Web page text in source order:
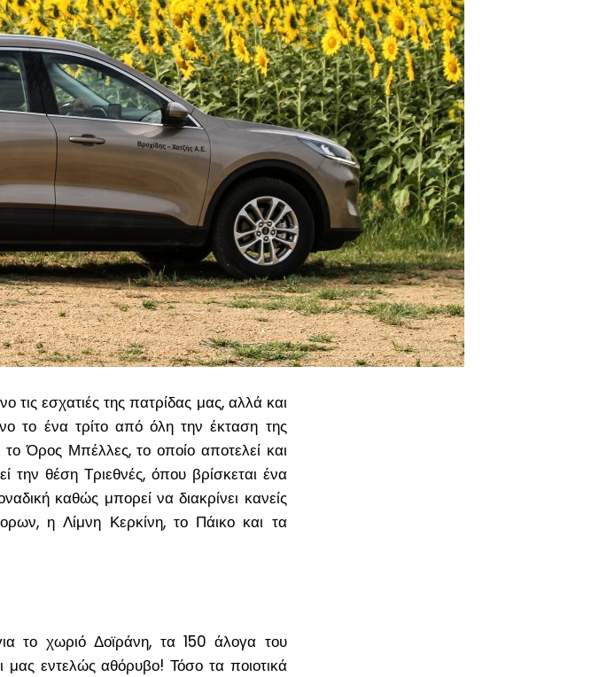
τις εσχατιές της πατρίδας μας, αλλά και
το ένα τρίτο από όλη την έκταση της
Όρος Μπέλλες, το οποίο αποτελεί και
την θέση Τριεθνές, όπου βρίσκεται ένα
καθώς μπορεί να διακρίνει κανείς
η Λίμνη Κερκίνη, το Πάικο και τα
το χωριό Δοϊράνη, τα 150 άλογα του
μας εντελώς αθόρυβο! Τόσο τα ποιοτικά